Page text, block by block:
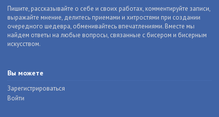
Пишите, рассказывайте о себе и своих работах, комментируйте записи,
выражайте мнение, делитесь приемами и хитростями при создании
очередного шедевра, обменивайтесь впечатлениями. Вместе мы
найдем ответы на любые вопросы, связанные с бисером и бисерным
искусством.
Вы можете
Зарегистрироваться
Войти